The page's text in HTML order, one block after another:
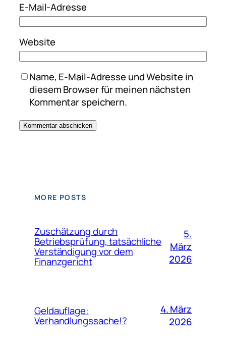
E-Mail-Adresse
Website
Name, E-Mail-Adresse und Website in
diesem Browser für meinen nächsten
Kommentar speichern.
MORE POSTS
Zuschätzung durch
Betriebsprüfung, tatsächliche
Verständigung vor dem
Finanzgericht
5.
März
2026
Geldauflage:
Verhandlungssache!?
4. März
2026